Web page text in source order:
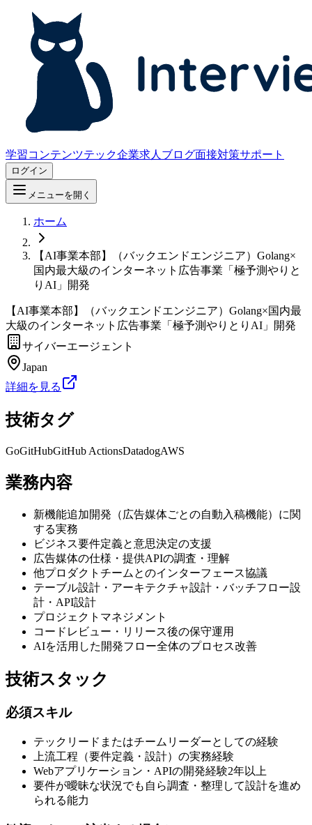
学習コンテンツテック企業求人 ブログ面接対策サポート
ログイン
メニューを開く
ホーム
【AI事業本部】（バックエンドエンジニア）Golang×
国内最大級のインターネット広告事業「極予測やりと
りAI」開発
【AI事業本部】（バックエンドエンジニア）Golang×国内最
大級のインターネット広告事業「極予測やりとりAI」開発
サイバーエージェント
Japan
詳細を見る
技術タグ
GoGitHubGitHub ActionsDatadogAWS
業務内容
新機能追加開発（広告媒体ごとの自動入稿機能）に関
する実務
ビジネス要件定義と意思決定の支援
広告媒体の仕様・提供APIの調査・理解
他プロダクトチームとのインターフェース協議
テーブル設計・アーキテクチャ設計・バッチフロー設
計・API設計
プロジェクトマネジメント
コードレビュー・リリース後の保守運用
AIを活用した開発フロー全体のプロセス改善
技術スタック
必須スキル
テックリードまたはチームリーダーとしての経験
上流工程（要件定義・設計）の実務経験
Webアプリケーション・APIの開発経験2年以上
要件が曖昧な状況でも自ら調査・整理して設計を進め
られる能力